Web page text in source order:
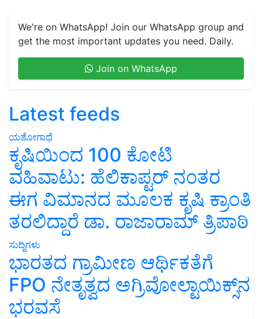
We're on WhatsApp! Join our WhatsApp group and
get the most important updates you need. Daily.
Join on WhatsApp
Latest feeds
ಯಶೋಗಾಥೆ
ಕೃಷಿಯಿಂದ 100 ಕೋಟಿ
ವಹಿವಾಟು: ಹೆಲಿಕಾಪ್ಟರ್ ನಂತರ
ಈಗ ವಿಮಾನದ ಮೂಲಕ ಕೃಷಿ ಕ್ರಾಂತಿ
ತರಲಿದ್ದಾರೆ ಡಾ. ರಾಜಾರಾಮ್ ತ್ರಿಪಾಠಿ
ಸುದ್ದಿಗಳು
ಭಾರತದ ಗ್ರಾಮೀಣ ಆರ್ಥಿಕತೆಗೆ
FPO ನೇತೃತ್ವದ ಅಗ್ರಿವೋಲ್ಟಾಯಿಕ್ಸ್‌ನ
ಭರವಸೆ